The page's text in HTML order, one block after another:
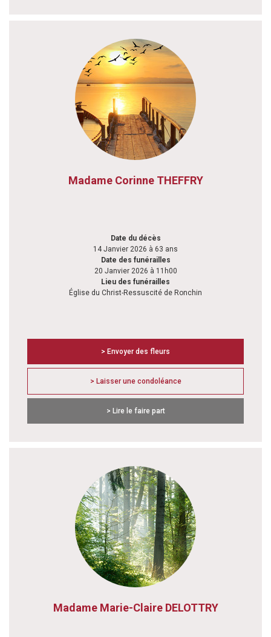
Madame Corinne THEFFRY
Date du décès
14 Janvier 2026 à 63 ans
Date des funérailles
20 Janvier 2026 à 11h00
Lieu des funérailles
Église du Christ-Ressuscité de Ronchin
> Envoyer des fleurs
> Laisser une condoléance
> Lire le faire part
Madame Marie-Claire DELOTTRY